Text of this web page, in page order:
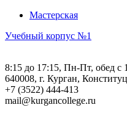
Мастерская
Учебный корпус №1
8:15 до 17:15, Пн-Пт, обед с
640008, г. Курган,
+7 (3522) 444-413
mail@kurgancollege.ru